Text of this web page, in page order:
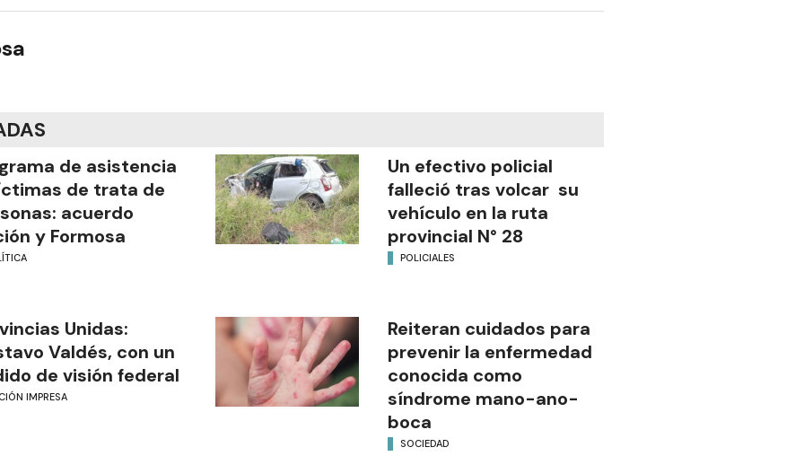
de asistencia
de trata de
acuerdo
y Formosa
Un efectivo policial
falleció tras volcar su
vehículo en la ruta
provincial N° 28
POLICIALES
Unidas:
Valdés, con un
de visión federal
IMPRESA
Reiteran cuidados para
prevenir la enfermedad
conocida como
síndrome mano-ano-
boca
SOCIEDAD